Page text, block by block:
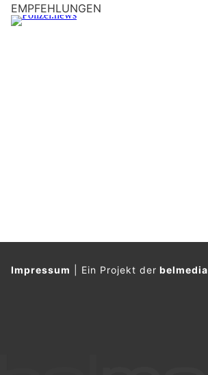
EMPFEHLUNGEN
Impressum Ein Projekt derbelmedia